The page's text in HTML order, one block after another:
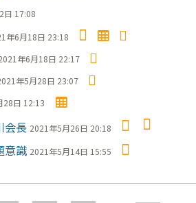
日 17:08
年6月18日 23:18
年6月18日 22:17
年5月28日 23:07
28日 12:13
会長 2021年5月26日 20:18
意識 2021年5月14日 15:55